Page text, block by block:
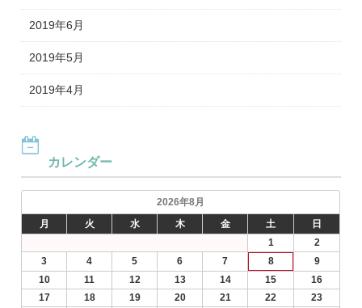
2019年6月
2019年5月
2019年4月
カレンダー
2026年8月
月
火 水 木 金 土 日
1
2
3
4 5 6 7 8
9
10
11 12 13 14 15
16
17
18 19 20 21 22
23